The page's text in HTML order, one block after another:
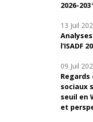
2026-
13 Juil
l’ISADF
09 Juil
sociaux
seuil en
et